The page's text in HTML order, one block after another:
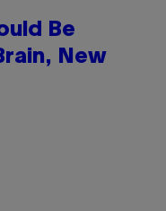
Be
New